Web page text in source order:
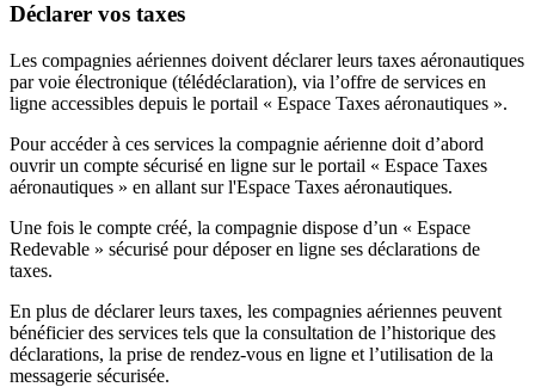
Déclarer vos taxes
Les compagnies aériennes doivent déclarer leurs taxes aéronautiques
par voie électronique (télédéclaration), via l’offre de services en
ligne accessibles depuis le portail « Espace Taxes aéronautiques ».
Pour accéder à ces services la compagnie aérienne doit d’abord
ouvrir un compte sécurisé en ligne sur le portail « Espace Taxes
aéronautiques » en allant sur l'Espace Taxes aéronautiques.
Une fois le compte créé, la compagnie dispose d’un « Espace
Redevable » sécurisé pour déposer en ligne ses déclarations de
taxes.
En plus de déclarer leurs taxes, les compagnies aériennes peuvent
bénéficier des services tels que la consultation de l’historique des
déclarations, la prise de rendez-vous en ligne et l’utilisation de la
messagerie sécurisée.